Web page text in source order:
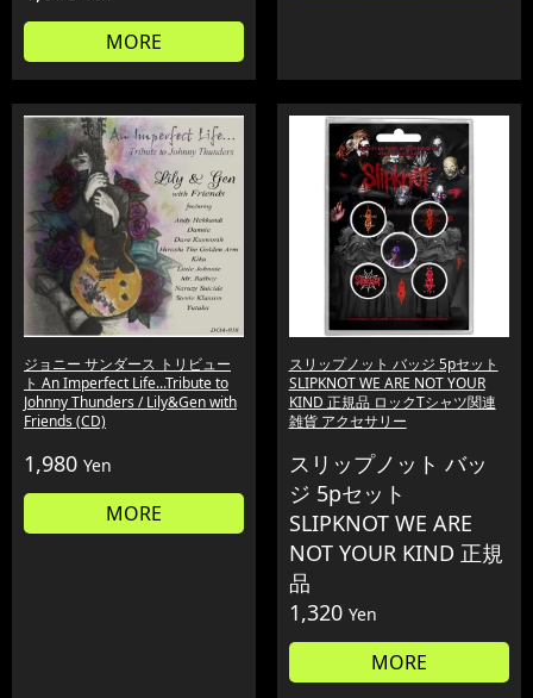
MORE
ジョニー サンダース トリビュー
ト An Imperfect Life...Tribute to
Johnny Thunders / Lily&Gen with
Friends (CD)
1,980 Yen
MORE
スリップノット バッジ 5pセット
SLIPKNOT WE ARE NOT YOUR
KIND 正規品 ロックTシャツ関連
雑貨 アクセサリー
スリップノット バッ
ジ 5pセット
SLIPKNOT WE ARE
NOT YOUR KIND 正規
品
1,320 Yen
MORE